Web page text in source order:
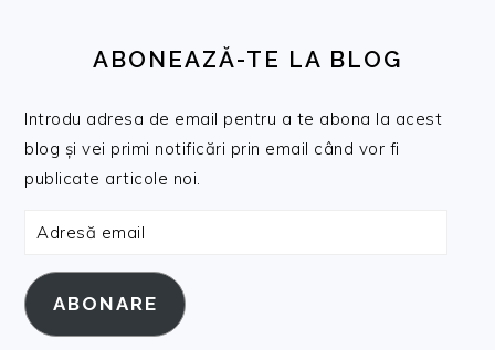
ABONEAZĂ-TE LA BLOG
Introdu adresa de email pentru a te abona la acest
blog și vei primi notificări prin email când vor fi
publicate articole noi.
Adresă
ABONARE